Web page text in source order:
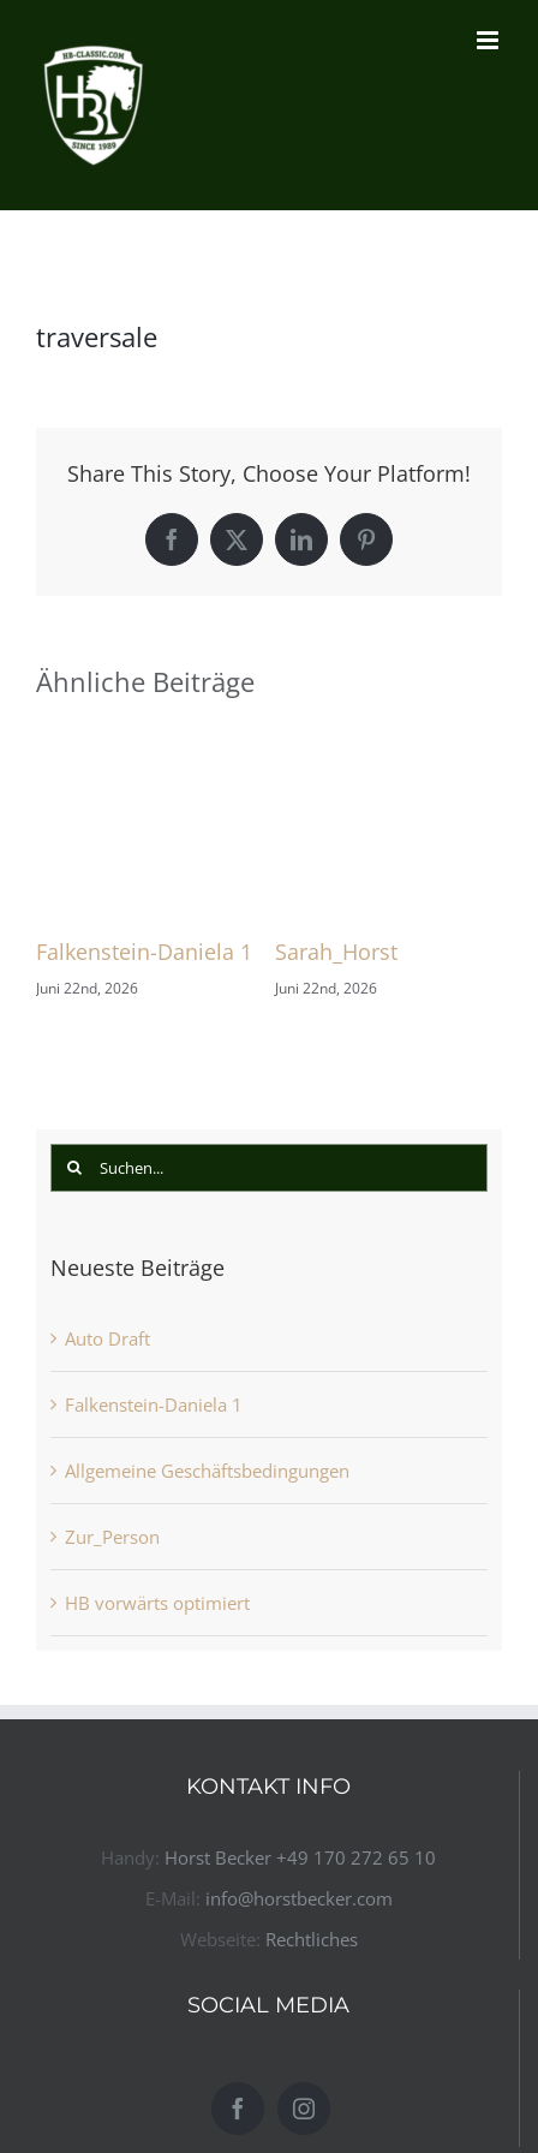
Inhalt
springen
traversale
Share This Story, Choose Your Platform!
Facebook
X LinkedInPinterest
Ähnliche Beiträge
Falkenstein-Daniela 1
Juni 22nd, 2026
Sarah_Horst
Juni 22nd, 2026
Suche
Neueste Beiträge
Auto Draft
Falkenstein-Daniela 1
Allgemeine Geschäftsbedingungen
Zur_Person
HB vorwärts optimiert
KONTAKT INFO
Handy: Horst Becker ​+49 170 272 65 10​
E-Mail: info@horstbecker.com
Webseite: Rechtliches
SOCIAL MEDIA